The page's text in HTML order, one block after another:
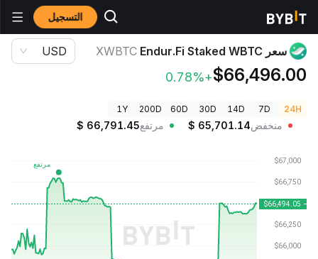
التسجيل أسعار العملات الرقمية
سعر Endur.Fi Staked WBTC XWBTC
$66,496.00
+0.78%
USD
24H
7D
14D
30D
60D
200D
1Y
منخفض $ 65,701.14 مرتفع $ 66,791.45